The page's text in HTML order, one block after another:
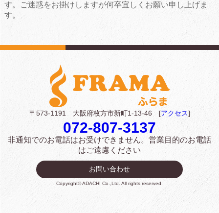
す。ご迷惑をお掛けしますが何卒宜しくお願い申し上げま
す。
〒573-1191 大阪府枚方市新町1-13-46 [アクセス]
072-807-3137
非通知でのお電話はお受けできません。 営業目的のお電話
はご遠慮ください
お問い合わせ
Copyright© ADACHI Co.,Ltd. All rights reserved.